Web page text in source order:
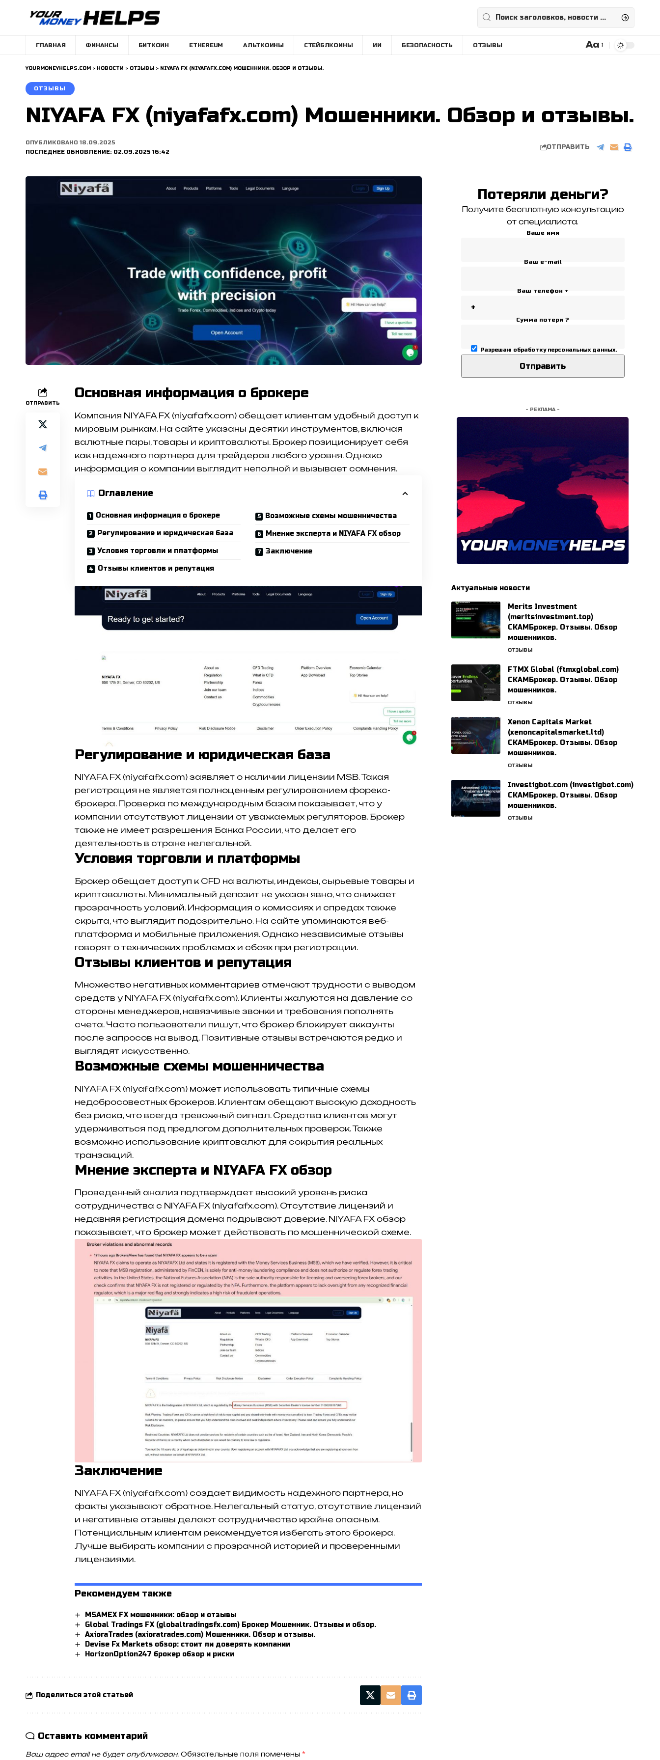
ГЛАВНАЯ ФИНАНСЫ БИТКОИН ETHEREUM АЛЬТКОИНЫ СТЕЙБЛКОИНЫ ИИ БЕЗОПАСНОСТЬ ОТЗЫВЫ
Размера
Aa
YOURMONEYHELPS.COM > НОВОСТИ > ОТЗЫВЫ > NIYAFA FX (NIYAFAFX.COM) МОШЕННИКИ. ОБЗОР И ОТЗЫВЫ.
ОТЗЫВЫ
NIYAFA FX (niyafafx.com) Мошенники. Обзор и отзывы.
ПОСЛЕДНЕЕ ОБНОВЛЕНИЕ: 02.09.2025 16:42
ОПУБЛИКОВАНО 18.09.2025
ОТПРАВИТЬ
ОТПРАВИТЬ
Основная информация о брокере
Компания NIYAFA FX (niyafafx.com) обещает клиентам удобный доступ к
мировым рынкам. На сайте указаны десятки инструментов, включая
валютные пары, товары и криптовалюты. Брокер позиционирует себя
как надежного партнера для трейдеров любого уровня. Однако
информация о компании выглядит неполной и вызывает сомнения.
Оглавление
Основная информация о брокере
Регулирование и юридическая база
Условия торговли и платформы
Отзывы клиентов и репутация
Возможные схемы мошенничества
Мнение эксперта и NIYAFA FX обзор
Заключение
Регулирование и юридическая база
NIYAFA FX (niyafafx.com) заявляет о наличии лицензии MSB. Такая
регистрация не является полноценным регулированием форекс-
брокера. Проверка по международным базам показывает, что у
компании отсутствуют лицензии от уважаемых регуляторов. Брокер
также не имеет разрешения Банка России, что делает его
деятельность в стране нелегальной.
Условия торговли и платформы
Брокер обещает доступ к CFD на валюты, индексы, сырьевые товары и
криптовалюты. Минимальный депозит не указан явно, что снижает
прозрачность условий. Информация о комиссиях и спредах также
скрыта, что выглядит подозрительно. На сайте упоминаются веб-
платформа и мобильные приложения. Однако независимые отзывы
говорят о технических проблемах и сбоях при регистрации.
Отзывы клиентов и репутация
Множество негативных комментариев отмечают трудности с выводом
средств у NIYAFA FX (niyafafx.com). Клиенты жалуются на давление со
стороны менеджеров, навязчивые звонки и требования пополнять
счета. Часто пользователи пишут, что брокер блокирует аккаунты
после запросов на вывод. Позитивные отзывы встречаются редко и
выглядят искусственно.
Возможные схемы мошенничества
NIYAFA FX (niyafafx.com) может использовать типичные схемы
недобросовестных брокеров. Клиентам обещают высокую доходность
без риска, что всегда тревожный сигнал. Средства клиентов могут
удерживаться под предлогом дополнительных проверок. Также
возможно использование криптовалют для сокрытия реальных
транзакций.
Мнение эксперта и NIYAFA FX обзор
Проведенный анализ подтверждает высокий уровень риска
сотрудничества с NIYAFA FX (niyafafx.com). Отсутствие лицензий и
недавняя регистрация домена подрывают доверие. NIYAFA FX обзор
показывает, что брокер может действовать по мошеннической схеме.
Заключение
NIYAFA FX (niyafafx.com) создает видимость надежного партнера, но
факты указывают обратное. Нелегальный статус, отсутствие лицензий
и негативные отзывы делают сотрудничество крайне опасным.
Потенциальным клиентам рекомендуется избегать этого брокера.
Лучше выбирать компании с прозрачной историей и проверенными
лицензиями.
Рекомендуем также
MSAMEX FX мошенники: обзор и отзывы
Global Tradings FX (globaltradingsfx.com) Брокер Мошенник. Отзывы и обзор.
AxioraTrades (axioratrades.com) Мошенники. Обзор и отзывы.
Devise Fx Markets обзор: стоит ли доверять компании
HorizonOption247 брокер обзор и риски
Поделиться этой статьей
Оставить комментарий
Ваш адрес email не будет опубликован. Обязательные поля помечены *
Потеряли деньги?
Получите бесплатную консультацию
от специалиста.
Ваше имя
Ваш e-mail
Ваш телефон +
Сумма потери ?
Разрешаю обработку персональных данных.
- РЕКЛАМА -
Актуальные новости
Merits Investment
(meritsinvestment.top)
СКАМБрокер. Отзывы. Обзор
мошенников.
ОТЗЫВЫ
FTMX Global (ftmxglobal.com)
СКАМБрокер. Отзывы. Обзор
мошенников.
ОТЗЫВЫ
Xenon Capitals Market
(xenoncapitalsmarket.ltd)
СКАМБрокер. Отзывы. Обзор
мошенников.
ОТЗЫВЫ
Investigbot.com (investigbot.com)
СКАМБрокер. Отзывы. Обзор
мошенников.
ОТЗЫВЫ